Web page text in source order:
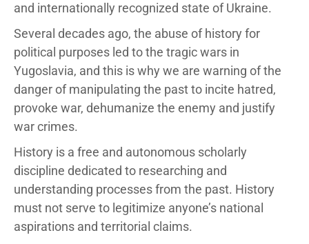
and internationally recognized state of Ukraine.
Several decades ago, the abuse of history for
political purposes led to the tragic wars in
Yugoslavia, and this is why we are warning of the
danger of manipulating the past to incite hatred,
provoke war, dehumanize the enemy and justify
war crimes.
History is a free and autonomous scholarly
discipline dedicated to researching and
understanding processes from the past. History
must not serve to legitimize anyone’s national
aspirations and territorial claims.